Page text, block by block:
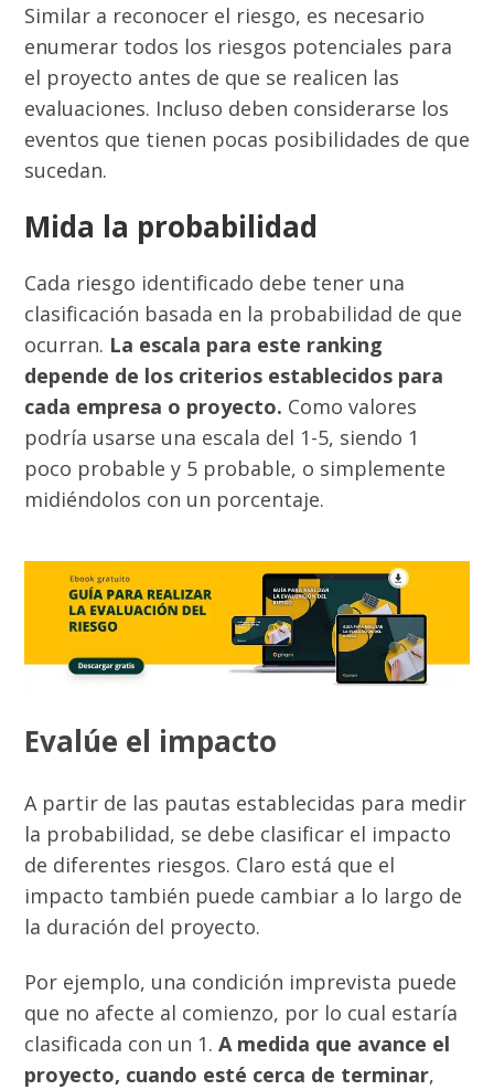
Similar a reconocer el riesgo, es necesario
enumerar todos los riesgos potenciales para
el proyecto antes de que se realicen las
evaluaciones. Incluso deben considerarse los
eventos que tienen pocas posibilidades de que
sucedan.
Mida la probabilidad
Cada riesgo identificado debe tener una
clasificación basada en la probabilidad de que
ocurran. La escala para este ranking
depende de los criterios establecidos para
cada empresa o proyecto. Como valores
podría usarse una escala del 1-5, siendo 1
poco probable y 5 probable, o simplemente
midiéndolos con un porcentaje.
Evalúe el impacto
A partir de las pautas establecidas para medir
la probabilidad, se debe clasificar el impacto
de diferentes riesgos. Claro está que el
impacto también puede cambiar a lo largo de
la duración del proyecto.
Por ejemplo, una condición imprevista puede
que no afecte al comienzo, por lo cual estaría
clasificada con un 1. A medida que avance el
proyecto, cuando esté cerca de terminar,